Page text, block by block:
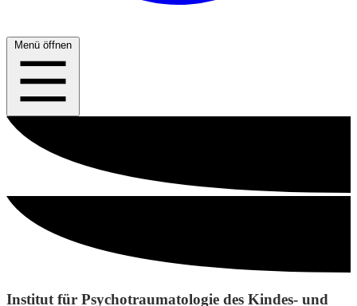
Menü öffnen
Institut für Psychotraumatologie des Kindes- und